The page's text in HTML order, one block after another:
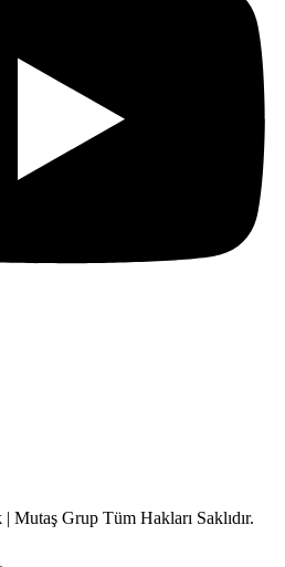
Grup Tüm Hakları Saklıdır.